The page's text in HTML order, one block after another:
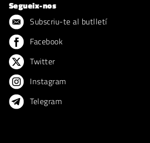
Segueix-nos
Subscriu-te al butlletí
Facebook
Twitter
Instagram
Telegram